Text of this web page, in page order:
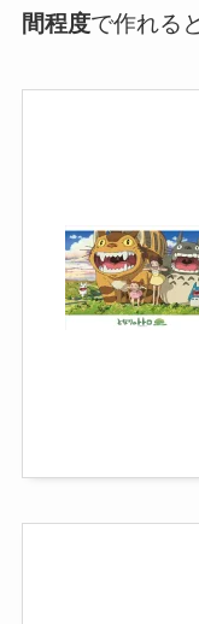
間程度で作れる